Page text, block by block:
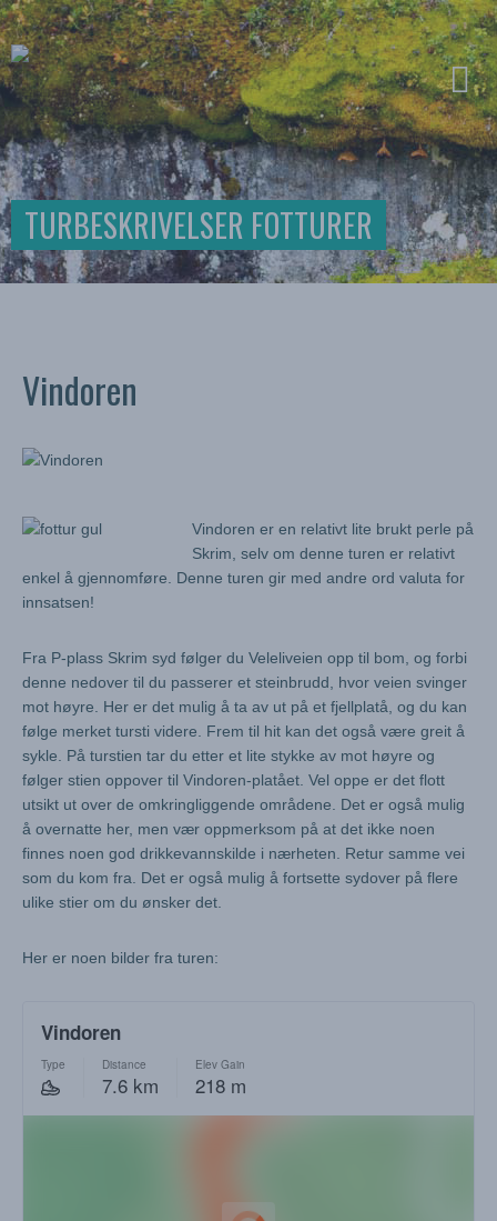
TURBESKRIVELSER FOTTURER
Vindoren
Vindoren er en relativt lite brukt perle på
Skrim, selv om denne turen er relativt
enkel å gjennomføre. Denne turen gir med andre ord valuta for
innsatsen!
Fra P-plass Skrim syd følger du Veleliveien opp til bom, og forbi
denne nedover til du passerer et steinbrudd, hvor veien svinger
mot høyre. Her er det mulig å ta av ut på et fjellplatå, og du kan
følge merket tursti videre. Frem til hit kan det også være greit å
sykle. På turstien tar du etter et lite stykke av mot høyre og
følger stien oppover til Vindoren-platået. Vel oppe er det flott
utsikt ut over de omkringliggende områdene. Det er også mulig
å overnatte her, men vær oppmerksom på at det ikke noen
finnes noen god drikkevannskilde i nærheten. Retur samme vei
som du kom fra. Det er også mulig å fortsette sydover på flere
ulike stier om du ønsker det.
Her er noen bilder fra turen: